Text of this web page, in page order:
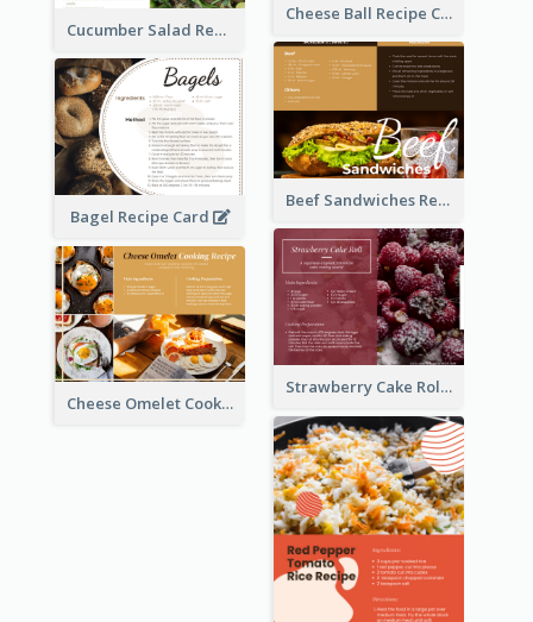
Cheese Ball Recipe Card
Cucumber Salad Recipe Card
Beef Sandwiches Recipe Card
Bagel Recipe Card
Strawberry Cake Roll Recipe Card
Cheese Omelet Cooking Recipe Card